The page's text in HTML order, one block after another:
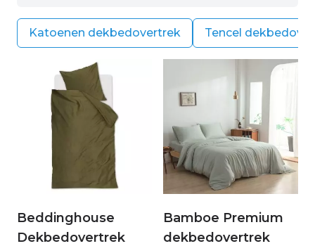
daardoor is een bamboe dekbedovertrek dus de
beste keuze voor het milieu!
Katoenen dekbedovertrek Tencel
Beddinghouse
Dekbedovertrek
Bamboe Premium
dekbedovertrek